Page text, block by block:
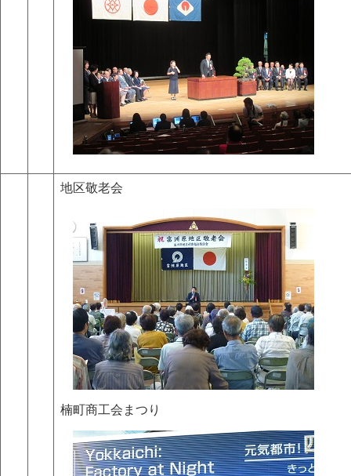
地区敬老会
楠町商工会まつり